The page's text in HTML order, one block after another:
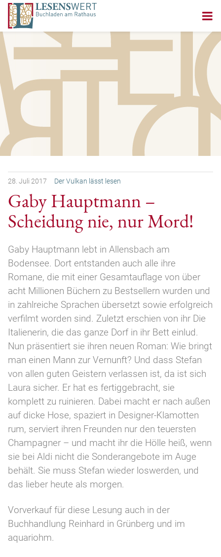
28. Juli 2017 Der Vulkan lässt lesen
Gaby Hauptmann –
Scheidung nie, nur Mord!
Gaby Hauptmann lebt in Allensbach am
Bodensee. Dort entstanden auch alle ihre
Romane, die mit einer Gesamtauflage von über
acht Millionen Büchern zu Bestsellern wurden und
in zahlreiche Sprachen übersetzt sowie erfolgreich
verfilmt worden sind. Zuletzt erschien von ihr Die
Italienerin, die das ganze Dorf in ihr Bett einlud.
Nun präsentiert sie ihren neuen Roman: Wie bringt
man einen Mann zur Vernunft? Und dass Stefan
von allen guten Geistern verlassen ist, da ist sich
Laura sicher. Er hat es fertiggebracht, sie
komplett zu ruinieren. Dabei macht er nach außen
auf dicke Hose, spaziert in Designer-Klamotten
rum, serviert ihren Freunden nur den teuersten
Champagner – und macht ihr die Hölle heiß, wenn
sie bei Aldi nicht die Sonderangebote im Auge
behält. Sie muss Stefan wieder loswerden, und
das lieber heute als morgen.
Vorverkauf für diese Lesung auch in der
Buchhandlung Reinhard in Grünberg und im
aquariohm.